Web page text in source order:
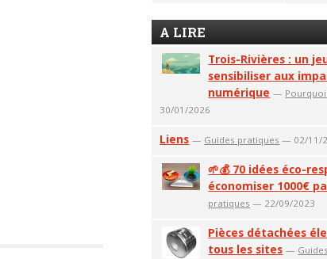
A LIRE
Trois-Rivières : un
sensibiliser aux
numérique —
30/01/2026
Liens — Guides pratiques — 02/11/
🌱💰 70 idées éco-
économiser 1000€
pratiques — 22/09/2023
Pièces détachées
tous les sites —